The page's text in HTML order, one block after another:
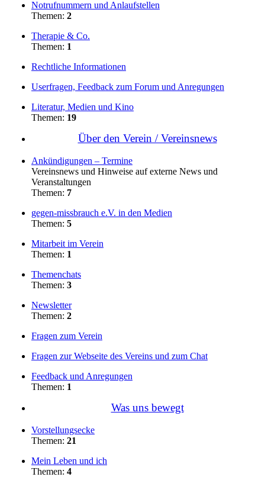
Notrufnummern und Anlaufstellen
Themen: 2
Therapie & Co.
Themen: 1
Rechtliche Informationen
Userfragen, Feedback zum Forum und Anregungen
Literatur, Medien und Kino
Themen: 19
Über den Verein / Vereinsnews
Ankündigungen – Termine
Vereinsnews und Hinweise auf externe News und
Veranstaltungen
Themen: 7
gegen-missbrauch e.V. in den Medien
Themen: 5
Mitarbeit im Verein
Themen: 1
Themenchats
Themen: 3
Newsletter
Themen: 2
Fragen zum Verein
Fragen zur Webseite des Vereins und zum Chat
Feedback und Anregungen
Themen: 1
Was uns bewegt
Vorstellungsecke
Themen: 21
Mein Leben und ich
Themen: 4